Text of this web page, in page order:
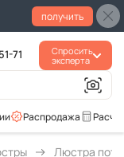
получить
71
Спросить
эксперта
Распродажа
Люстра